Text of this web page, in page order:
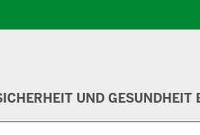
UND GESUNDHEIT